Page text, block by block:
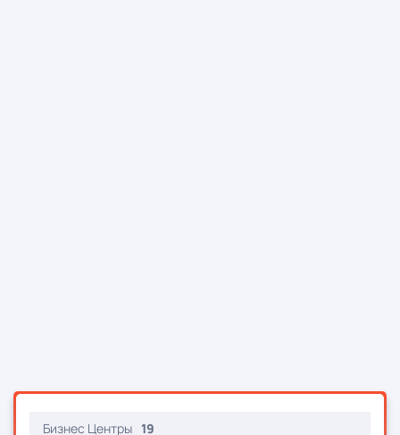
Бизнес Центры 19